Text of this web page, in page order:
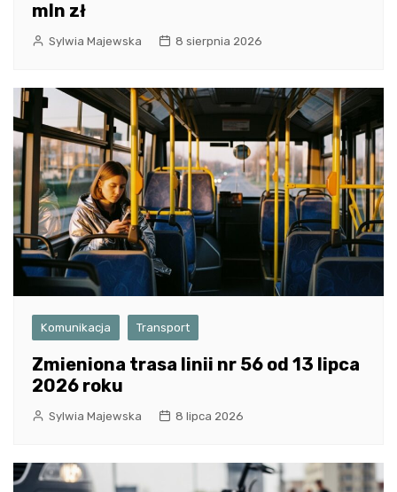
mln zł
Sylwia Majewska 8 sierpnia 2026
Komunikacja Transport
Zmieniona trasa linii nr 56 od 13 lipca
2026 roku
Sylwia Majewska 8 lipca 2026